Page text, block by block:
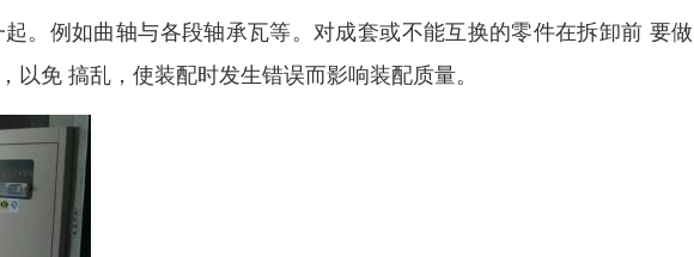
。例如曲轴与各段轴承瓦等。对成套或不能互换的零件在拆卸前 要
免 搞乱，使装配时发生错误而影响装配质量。